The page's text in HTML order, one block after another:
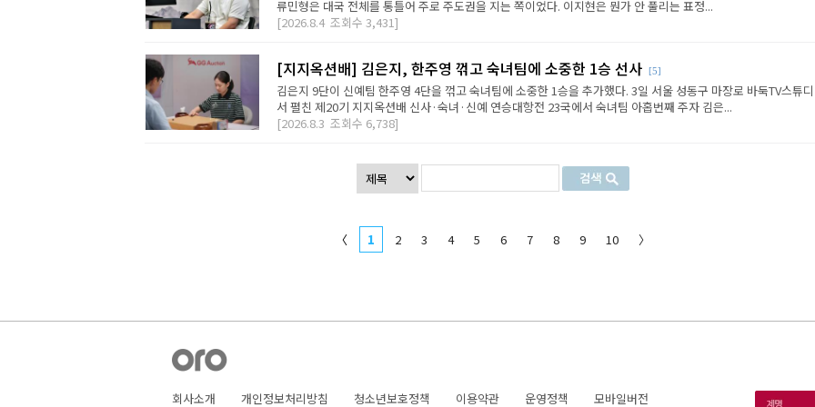
류민형은 대국 전체를 통틀어 주로 주도권을 지는 쪽이었다. 이지현은 뭔가 안 풀리는 표정...
[2026.8.4 조회수 3,431]
[지지옥션배] 김은지, 한주영 꺾고 숙녀팀에 소중한 1승 선사 [5]
김은지 9단이 신예팀 한주영 4단을 꺾고 숙녀팀에 소중한 1승을 추가했다. 3일 서울 성동구 마장로 바둑TV스튜
서 펼친 제20기 지지옥션배 신사·숙녀·신예 연승대항전 23국에서 숙녀팀 아홉번째 주자 김은...
[2026.8.3 조회수 6,738]
〈 1 2 3 4 5 6 7 8 9 10 〉
회사소개 개인정보처리방침 청소년보호정책 이용약관 운영정책 모바일버전